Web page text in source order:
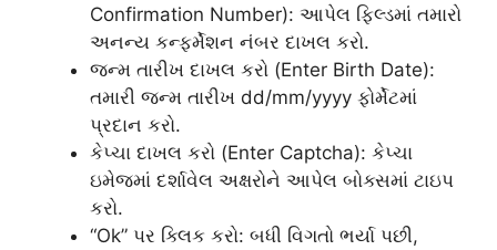
Confirmation Number): આપેલ ફિલ્ડમાં તમારો
અનન્ય કન્ફર્મેશન નંબર દાખલ કરો.
જન્મ તારીખ દાખલ કરો (Enter Birth Date):
તમારી જન્મ તારીખ dd/mm/yyyy ફોર્મેટમાં
પ્રદાન કરો.
કેપ્ચા દાખલ કરો (Enter Captcha): કેપ્ચા
ઇમેજમાં દર્શાવેલ અક્ષરોને આપેલ બોક્સમાં ટાઇપ
કરો.
“Ok” પર ક્લિક કરો: બધી વિગતો ભર્યા પછી,